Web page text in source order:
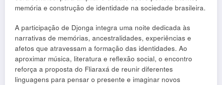
memória e construção de identidade na sociedade brasileira.
A participação de Djonga integra uma noite dedicada às
narrativas de memórias, ancestralidades, experiências e
afetos que atravessam a formação das identidades. Ao
aproximar música, literatura e reflexão social, o encontro
reforça a proposta do Fliaraxá de reunir diferentes
linguagens para pensar o presente e imaginar novos